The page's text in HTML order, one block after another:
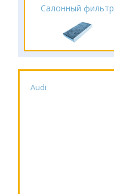
Салонный фильтр
Audi